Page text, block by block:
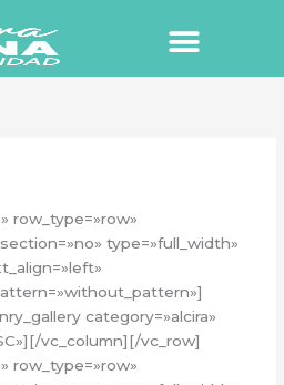
row_type=»row»
type=»full_width»
category=»alcira»
vc_column][/vc_row]
row_type=»row»